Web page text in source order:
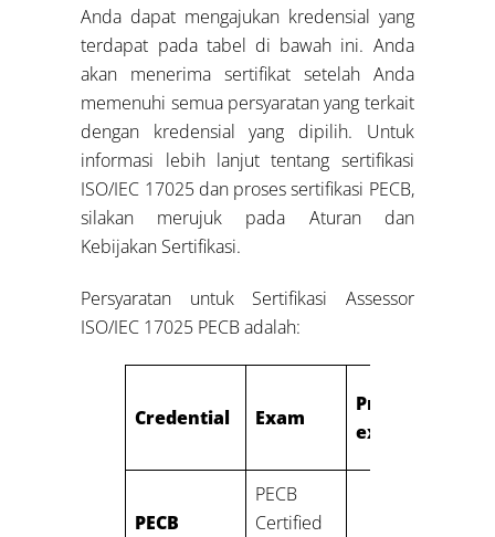
Anda dapat mengajukan kredensial yang
terdapat pada tabel di bawah ini. Anda
akan menerima sertifikat setelah Anda
memenuhi semua persyaratan yang terkait
dengan kredensial yang dipilih. Untuk
informasi lebih lanjut tentang sertifikasi
ISO/IEC 17025 dan proses sertifikasi PECB,
silakan merujuk pada Aturan dan
Kebijakan Sertifikasi.
Persyaratan untuk Sertifikasi Assessor
ISO/IEC 17025 PECB adalah:
Credential Exam
Professional
experience
PECB
PECB
Certified